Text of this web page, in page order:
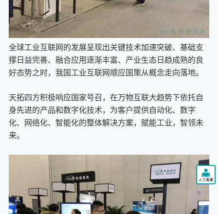
全球工业互联网的发展呈现出关键技术加速突破、基础支
撑日益完善、融合应用逐渐丰富、产业生态日趋成熟的良
好态势之时，我国工业互联网顺应国策从概念走向落地。
天拓四方积极响应国家号召，在万物互联大趋势下依托自
身先进的产品和数字化技术，为客户提供自动化、数字
化、网络化、智能化的整体解决方案，赋能工业，智领未
来。